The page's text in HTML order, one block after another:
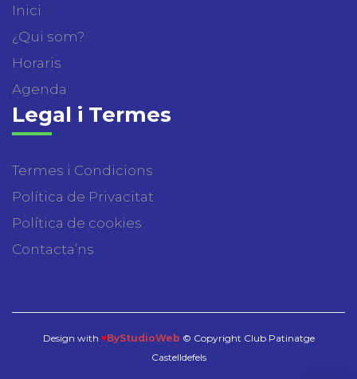
Inici
¿Qui som?
Horaris
Agenda
Legal i Termes
Termes i Condicions
Política de Privacitat
Política de cookies
Contacta’ns
Design with ♥ByStudioWeb © Copyright Club Patinatge
Castelldefels